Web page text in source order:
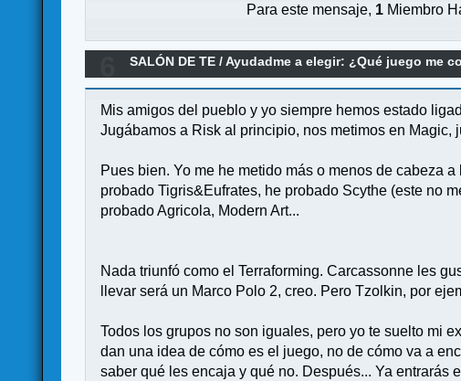
Para este mensaje, 1 Miembro
SALÓN DE TE /Ayudadme a elegir: ¿Qué juego me
Mis amigos del pueblo y yo siempre hemos estado
Jugábamos a Risk al principio, nos metimos en Magic,
Pues bien. Yo me he metido más o menos de cabeza
probado Tigris&Eufrates, he probado Scythe (este no
probado Agricola, Modern Art...
Nada triunfó como el Terraforming. Carcassonne les
llevar será un Marco Polo 2, creo. Pero Tzolkin, por
Todos los grupos no son iguales, pero yo te suelto mi
dan una idea de cómo es el juego, no de cómo va a
saber qué les encaja y qué no. Después... Ya